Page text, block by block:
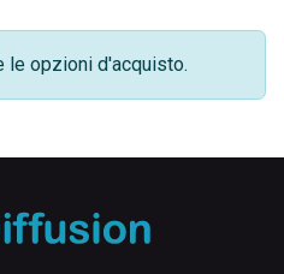
le opzioni d'acquisto.